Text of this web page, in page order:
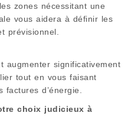
zones nécessitant une
vous aidera à définir les
prévisionnel.
augmenter significativement
tout en vous faisant
d’énergie.
choix judicieux à